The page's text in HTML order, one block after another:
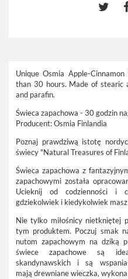
Unique Osmia Apple-
than 30 hours. Made of stearic
and parafin.
Świeca zapachowa - 30 godzin
Producent: Osmia Finlandia
Poznaj prawdziwą istotę
świecy "Natural Treasures of
Świeca zapachowa z
zapachowymi została
Ucieknij od codzienności i
gdziekolwiek i kiedykolwiek
Nie tylko miłośnicy nietkniętej
tym produktem. Poczuj smak
nutom zapachowym na dziką
świece zapachowe są
skandynawskich i są
mają drewniane wieczka,